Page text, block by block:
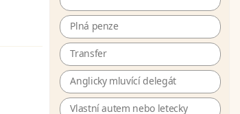
Plná penze
Transfer
Anglicky mluvící delegát
Vlastní autem nebo letecky